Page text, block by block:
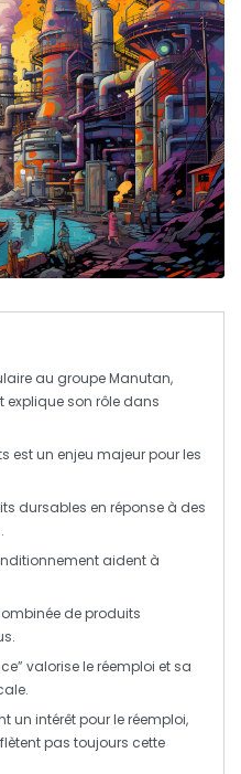
au groupe Manutan,
explique son rôle dans
est un enjeu majeur pour les
dursables en réponse à des
aident à
deproduits
.
valorise le réemploi et sa
un intérêt pour leréemploi,
pas toujours cette